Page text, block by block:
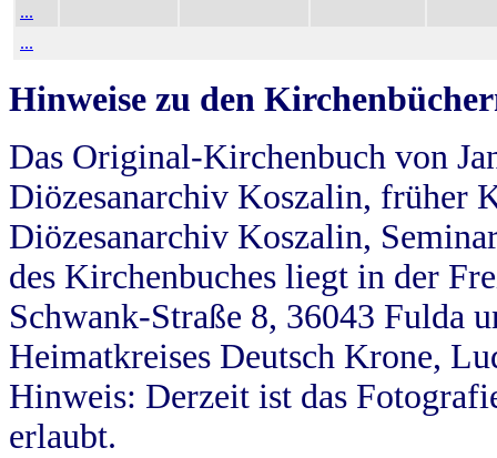
...
...
Hinweise zu den
Das Original-Kirchenbuch von
Diözesanarchiv Koszalin, früher
Diözesanarchiv Koszalin,
des Kirchenbuches liegt in der
Schwank-Straße 8, 36043 Fulda
Heimatkreises Deutsch Krone,
Hinweis: Derzeit ist das
erlaubt.